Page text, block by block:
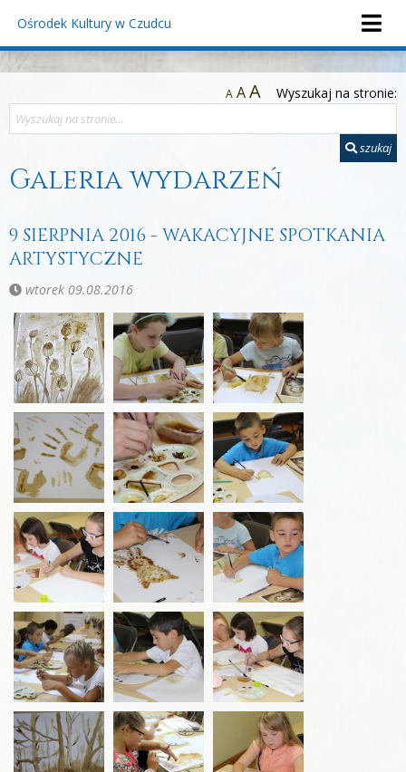
Ośrodek Kultury w Czudcu
A AA Wyszukaj na stronie:
szukaj
Galeria wydarzeń
9 SIERPNIA 2016 - WAKACYJNE SPOTKANIA
ARTYSTYCZNE
wtorek 09.08.2016